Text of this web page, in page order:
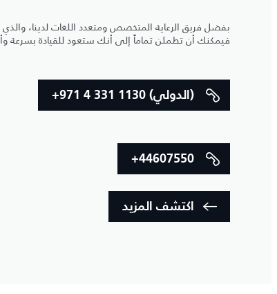
بفضل فريق الرعاية المتخصص ومتعدد اللغات لدينا،
فيمكنك أن تطمئن تماماً إلى أنك ستعود للقيادة بسرعة
+971 4 331 1130 (الدولي)
+44607550
اكتشف المزيد